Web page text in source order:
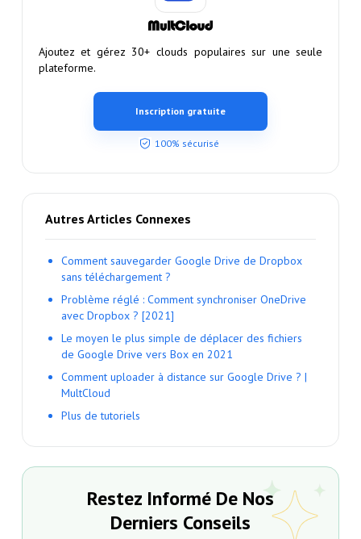
Ajoutez et gérez 30+ clouds populaires sur une seule
plateforme.
Inscription gratuite
100% sécurisé
Autres Articles Connexes
Comment sauvegarder Google Drive de Dropbox
sans téléchargement ?
Problème réglé : Comment synchroniser OneDrive
avec Dropbox ? [2021]
Le moyen le plus simple de déplacer des fichiers
de Google Drive vers Box en 2021
Comment uploader à distance sur Google Drive ? |
MultCloud
Plus de tutoriels
Restez Informé De Nos
Derniers Conseils